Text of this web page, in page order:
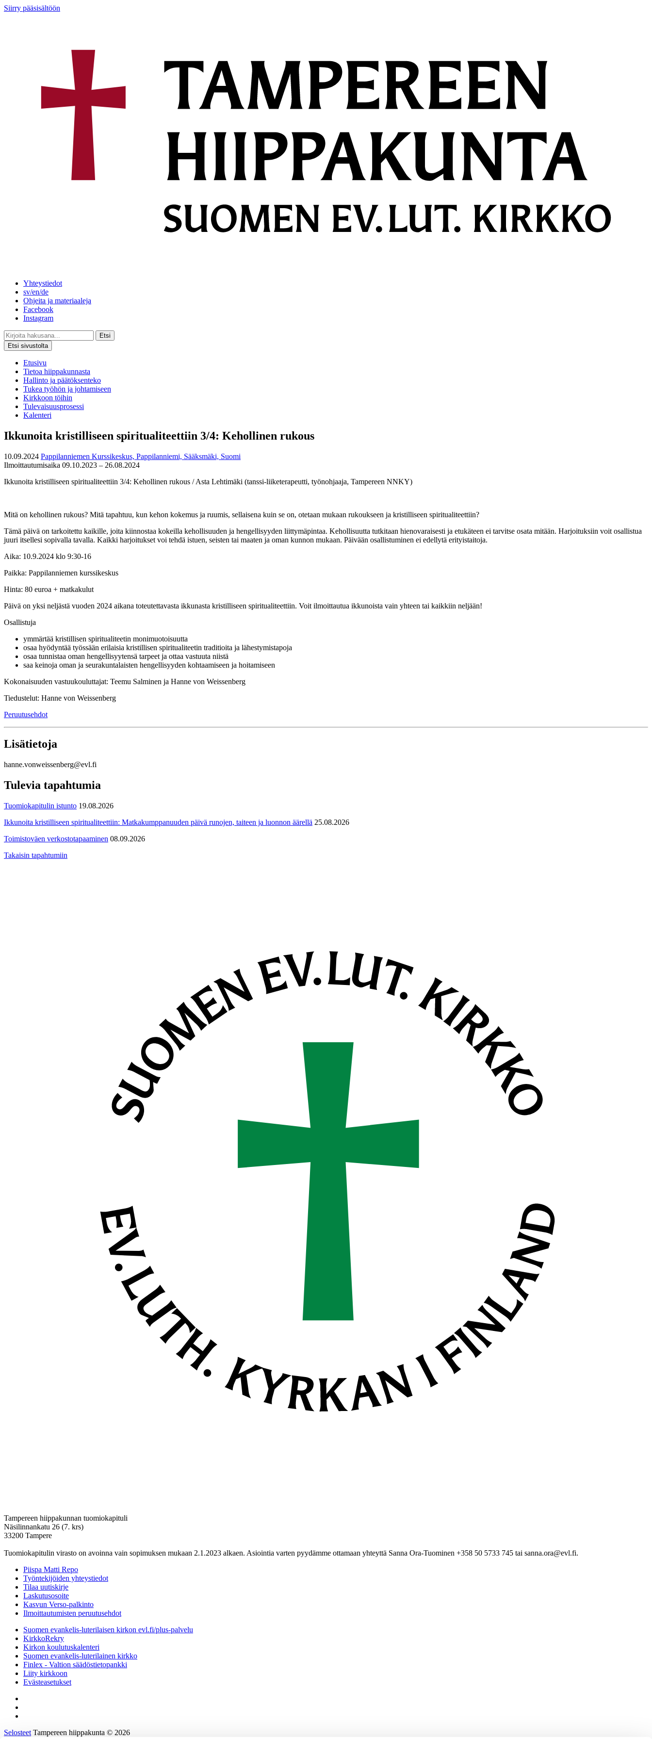
Siirry pääsisältöön
Yhteystiedot
sv/en/de
Ohjeita ja materiaaleja
Facebook
Instagram
Etsi
Etsi sivustolta
Etusivu
Tietoa hiippakunnasta
Hallinto ja päätöksenteko
Tukea työhön ja johtamiseen
Kirkkoon töihin
Tulevaisuusprosessi
Kalenteri
Ikkunoita kristilliseen spiritualiteettiin 3/4: Kehollinen rukous
10.09.2024 Pappilanniemen Kurssikeskus, Pappilanniemi, Sääksmäki, Suomi
Ilmoittautumisaika 09.10.2023 – 26.08.2024
Ikkunoita kristilliseen spiritualiteettiin 3/4: Kehollinen rukous / Asta Lehtimäki (tanssi-liiketerapeutti, työnohjaaja, Tampereen NNKY)
Mitä on kehollinen rukous? Mitä tapahtuu, kun kehon kokemus ja ruumis, sellaisena kuin se on, otetaan mukaan rukoukseen ja kristilliseen spiritualiteettiin?
Tämä päivä on tarkoitettu kaikille, joita kiinnostaa kokeilla kehollisuuden ja hengellisyyden liittymäpintaa. Kehollisuutta tutkitaan hienovaraisesti ja etukäteen ei tarvitse osata mitään. Harjoituksiin voit osallistua
juuri itsellesi sopivalla tavalla. Kaikki harjoitukset voi tehdä istuen, seisten tai maaten ja oman kunnon mukaan. Päivään osallistuminen ei edellytä erityistaitoja.
Aika: 10.9.2024 klo 9:30-16
Paikka: Pappilanniemen kurssikeskus
Hinta: 80 euroa + matkakulut
Päivä on yksi neljästä vuoden 2024 aikana toteutettavasta ikkunasta kristilliseen spiritualiteettiin. Voit ilmoittautua ikkunoista vain yhteen tai kaikkiin neljään!
Osallistuja
ymmärtää kristillisen spiritualiteetin monimuotoisuutta
osaa hyödyntää työssään erilaisia kristillisen spiritualiteetin traditioita ja lähestymistapoja
osaa tunnistaa oman hengellisyytensä tarpeet ja ottaa vastuuta niistä
saa keinoja oman ja seurakuntalaisten hengellisyyden kohtaamiseen ja hoitamiseen
Kokonaisuuden vastuukouluttajat: Teemu Salminen ja Hanne von Weissenberg
Tiedustelut: Hanne von Weissenberg
Peruutusehdot
Lisätietoja
hanne.vonweissenberg@evl.fi
Tulevia tapahtumia
Tuomiokapitulin istunto 19.08.2026
Ikkunoita kristilliseen spiritualiteettiin: Matkakumppanuuden päivä runojen, taiteen ja luonnon äärellä 25.08.2026
Toimistoväen verkostotapaaminen 08.09.2026
Takaisin tapahtumiin
Tampereen hiippakunnan tuomiokapituli
Näsilinnankatu 26 (7. krs)
33200 Tampere
Tuomiokapitulin virasto on avoinna vain sopimuksen mukaan 2.1.2023 alkaen. Asiointia varten pyydämme ottamaan yhteyttä Sanna Ora-Tuominen +358 50 5733 745 tai sanna.ora@evl.fi.
Piispa Matti Repo
Työntekijöiden yhteystiedot
Tilaa uutiskirje
Laskutusosoite
Kasvun Verso-palkinto
Ilmoittautumisten peruutusehdot
Suomen evankelis-luterilaisen kirkon evl.fi/plus-palvelu
KirkkoRekry
Kirkon koulutuskalenteri
Suomen evankelis-luterilainen kirkko
Finlex - Valtion säädöstietopankki
Liity kirkkoon
Evästeasetukset
Selosteet Tampereen hiippakunta © 2026